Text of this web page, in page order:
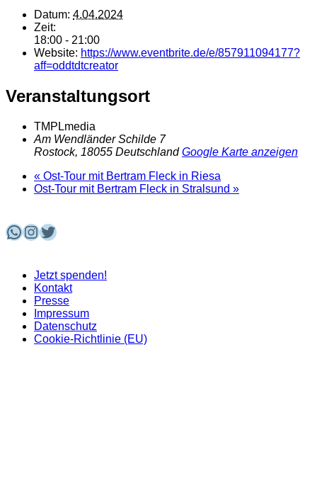
Datum: 4.04.2024
Zeit:
18:00 - 21:00
Website: https://www.eventbrite.de/e/857911094177?
aff=oddtdtcreator
Veranstaltungsort
TMPLmedia
Am Wendländer Schilde 7
Rostock, 18055 Deutschland Google Karte anzeigen
« Ost-Tour mit Bertram Fleck in Riesa
Ost-Tour mit Bertram Fleck in Stralsund »
WhatsApp InstagramTwitter
Jetzt spenden!
Kontakt
Presse
Impressum
Datenschutz
Cookie-Richtlinie (EU)